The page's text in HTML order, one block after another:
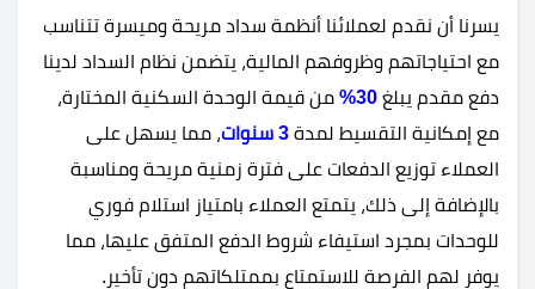
يسرنا أن نقدم لعملائنا أنظمة سداد مريحة وميسرة تتناسب
مع احتياجاتهم وظروفهم المالية، يتضمن نظام السداد لدينا
دفع مقدم يبلغ 30%
من قيمة الوحدة السكنية المختارة،
مع إمكانية التقسيط لمدة 3 سنوات
، مما يسهل على
العملاء توزيع الدفعات على فترة زمنية مريحة ومناسبة
بالإضافة إلى ذلك، يتمتع العملاء بامتياز استلام فوري
للوحدات بمجرد استيفاء شروط الدفع المتفق عليها، مما
يوفر لهم الفرصة للاستمتاع بممتلكاتهم دون تأخير.